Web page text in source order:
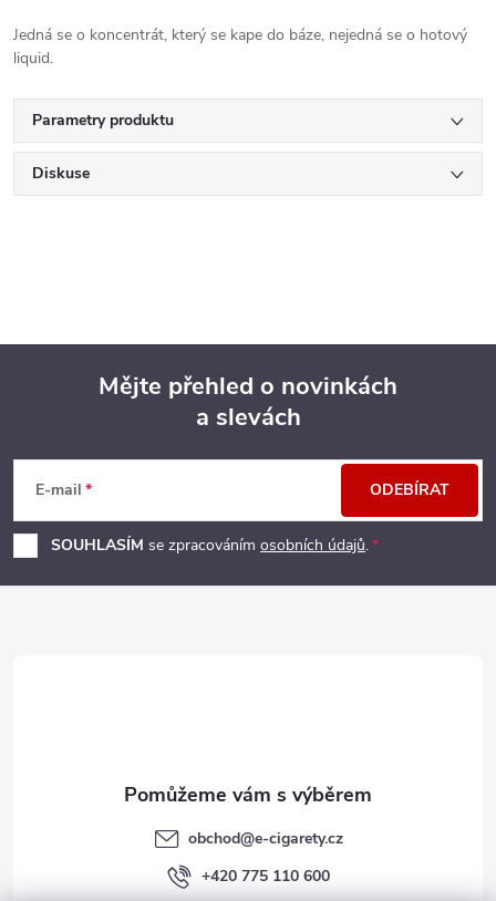
Jedná se o koncentrát, který se kape do báze, nejedná se o hotový
liquid.
Parametry produktu
Diskuse
p
a
Mějte přehled o novinkách
a slevách
E-mail
SOUHLASÍM se zpracováním osobních údajů.
ODEBÍRAT
obchod@e-cigarety.cz
+420 775 110 600